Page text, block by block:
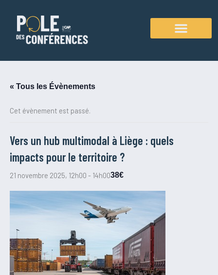
« Tous les Évènements
Cet évènement est passé.
Vers un hub multimodal à Liège : quels
impacts pour le territoire ?
21 novembre 2025, 12h00 - 14h0038€